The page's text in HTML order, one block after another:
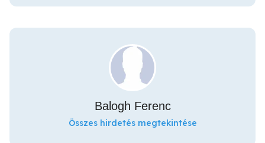
Balogh Ferenc
Összes hirdetés megtekintése